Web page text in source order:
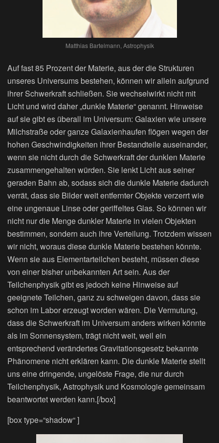
Matthias Bartelmann, Astrophysik
Auf fast 85 Prozent der Materie, aus der die Strukturen
unseres Universums bestehen, können wir allein aufgrund
ihrer Schwerkraft schließen. Sie wechselwirkt nicht mit
Licht und wird daher „dunkle Materie“ genannt. Hinweise
auf sie gibt es überall im Universum: Galaxien wie unsere
Milchstraße oder ganze Galaxienhaufen flögen wegen der
hohen Geschwindigkeiten ihrer Bestandteile auseinander,
wenn sie nicht durch die Schwerkraft der dunklen Materie
zusammengehalten würden. Sie lenkt Licht aus seiner
geraden Bahn ab, sodass sich die dunkle Materie dadurch
verrät, dass sie Bilder weit entfernter Objekte verzerrt wie
eine ungenaue Linse oder geriffeltes Glas. So können wir
nicht nur die Menge dunkler Materie in vielen Objekten
bestimmen, sondern auch ihre Verteilung. Trotzdem wissen
wir nicht, woraus diese dunkle Materie bestehen könnte.
Wenn sie aus Elementarteilchen besteht, müssen diese
von einer bisher unbekannten Art sein. Aus der
Teilchenphysik gibt es jedoch keine Hinweise auf
geeignete Teilchen, ganz zu schweigen davon, dass sie
schon im Labor erzeugt worden wären. Die Vermutung,
dass die Schwerkraft im Universum anders wirken könnte
als im Sonnensystem, trägt nicht weit, weil ein
entsprechend verändertes Gravitationsgesetz bekannte
Phänomene nicht erklären kann. Die dunkle Materie stellt
uns eine dringende, ungelöste Frage, die nur durch
Teilchenphysik, Astrophysik und Kosmologie gemeinsam
beantwortet werden kann.[/box]
[box type=“shadow“ ]